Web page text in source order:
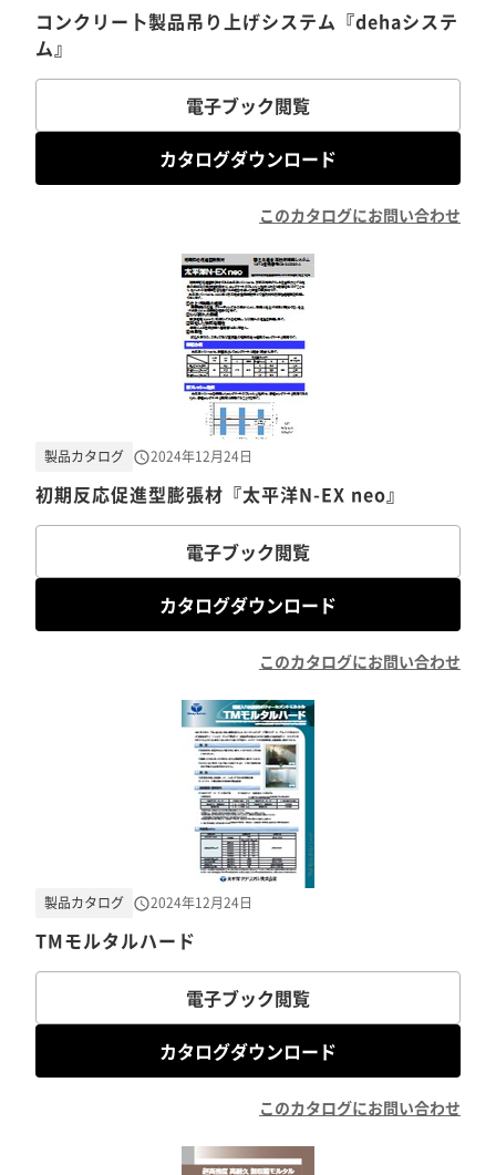
コンクリー卜製品吊り上げシステム『dehaシステ
ム』
電子ブック閲覧
カタログダウンロード
このカタログにお問い合わせ
初期反応促進型膨張材『太平洋N-EX neo』
製品カタログ 2024年12月24日
電子ブック閲覧
カタログダウンロード
このカタログにお問い合わせ
TMモルタルハード
製品カタログ 2024年12月24日
電子ブック閲覧
カタログダウンロード
このカタログにお問い合わせ